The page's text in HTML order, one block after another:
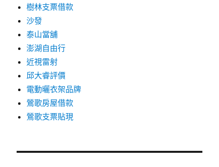
樹林支票借款
沙發
泰山當舖
澎湖自由行
近視雷射
邱大睿評價
電動曬衣架品牌
鶯歌房屋借款
鶯歌支票貼現